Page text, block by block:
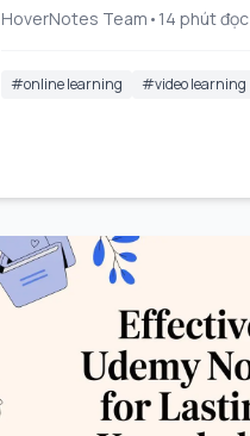
HoverNotes Team • 14 phút đọc
#online learning #video learning